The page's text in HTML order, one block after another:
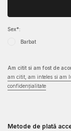
Sex*:
Barbat
Am citit si am fost de
am citit, am inteles si am
confidențialitate
Metode de plată